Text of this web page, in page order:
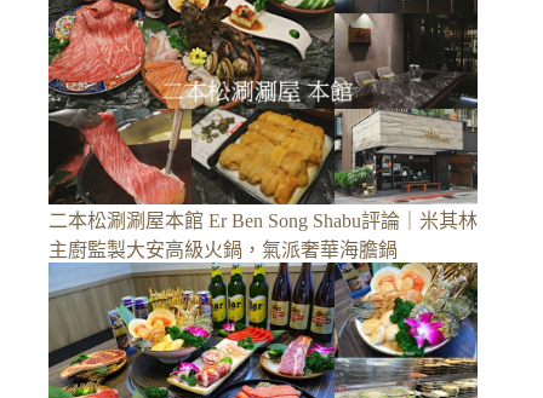
二本松涮涮屋本館 Er Ben Song Shabu評論｜米其林
主廚監製大安高級火鍋，氣派奢華海膽鍋